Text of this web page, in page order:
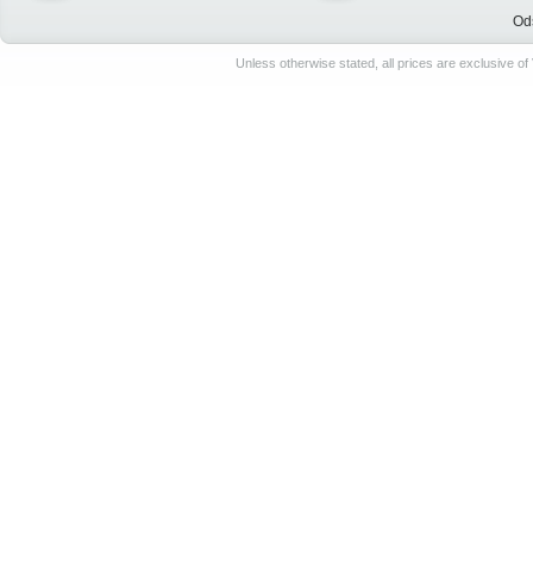
Unless otherwise stated, all prices are exclusive